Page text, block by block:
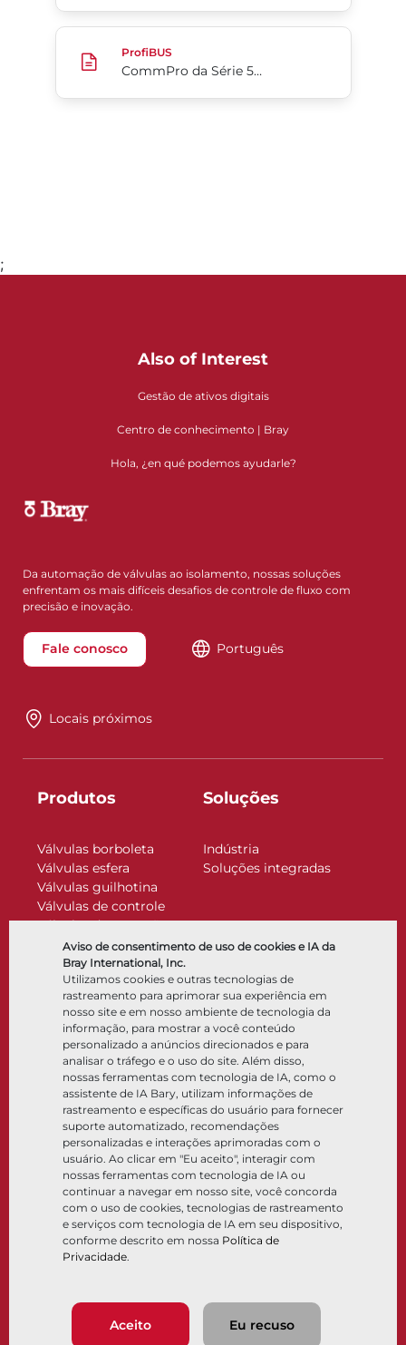
Aviso de consentimento de uso de cookies e IA da
Bray International, Inc.
Utilizamos cookies e outras tecnologias de
rastreamento para aprimorar sua experiência em
nosso site e em nosso ambiente de tecnologia da
informação, para mostrar a você conteúdo
personalizado a anúncios direcionados e para
analisar o tráfego e o uso do site. Além disso,
nossas ferramentas com tecnologia de IA, como o
assistente de IA Bary, utilizam informações de
rastreamento e específicas do usuário para fornecer
suporte automatizado, recomendações
personalizadas e interações aprimoradas com o
usuário. Ao clicar em "Eu aceito", interagir com
nossas ferramentas com tecnologia de IA ou
continuar a navegar em nosso site, você concorda
com o uso de cookies, tecnologias de rastreamento
e serviços com tecnologia de IA em seu dispositivo,
conforme descrito em nossa Política de
Privacidade.
Aceito Eu recuso
CommPro da Série 5B 5C
ProfiBUS
CommPro da Série 5B 5C
;
Also of Interest
Gestão de ativos digitais
Centro de conhecimento | Bray
Hola, ¿en qué podemos ayudarle?
Da automação de válvulas ao isolamento, nossas soluções
enfrentam os mais difíceis desafios de controle de fluxo com
precisão e inovação.
Fale conosco Português
Locais próximos
Produtos
Válvulas borboleta
Válvulas esfera
Válvulas guilhotina
Válvulas de controle
Válvulas de retenção
Atuadores
Acessórios de controle
Criogênico
Soluções
Indústria
Soluções integradas
Empresa
Sobre
Locais
Parceria
Sustentabilidade
Portal do cliente
Recursos
Documentos
Centro de conhecimento
Software
Seleção de materiais
Siga-nos LinkedIn YouTube
© 2026 Bray International. Todos os direitos reservados
Política de privacidade